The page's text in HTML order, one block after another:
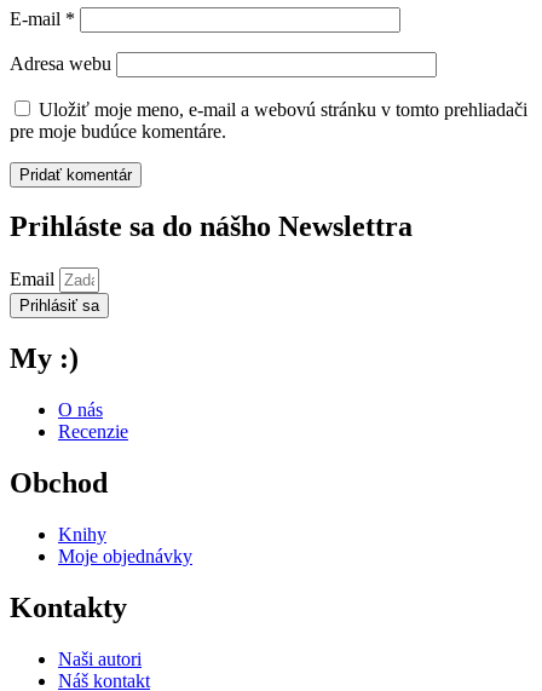
E-mail *
Adresa webu
Uložiť moje meno, e-mail a webovú stránku v tomto prehliadači
pre moje budúce komentáre.
Prihláste sa do nášho Newslettra
Email
Prihlásiť sa
My :)
O nás
Recenzie
Obchod
Knihy
Moje objednávky
Kontakty
Naši autori
Náš kontakt